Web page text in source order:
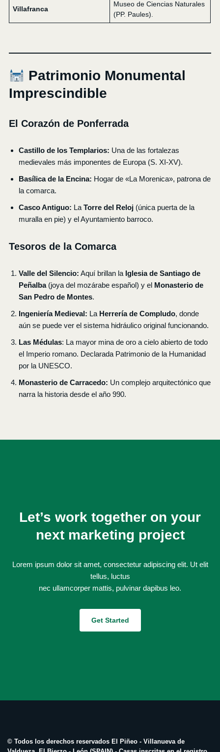
Villafranca
Museo de Ciencias Naturales
(PP. Paules).
Patrimonio Monumental
Imprescindible
El Corazón de Ponferrada
Castillo de los Templarios: Una de las fortalezas
medievales más imponentes de Europa (S. XI-XV).
Basílica de la Encina: Hogar de «La Morenica», patrona de
la comarca.
Casco Antiguo: LaTorre del Reloj (única puerta de la
muralla en pie) y el Ayuntamiento barroco.
Tesoros de la Comarca
Valle del Silencio: Aquí brillan la Iglesia de Santiago de
Peñalba(joya del mozárabe español) y el Monasterio de
San Pedro de Montes.
Ingeniería Medieval: La Herrería de Compludo, donde
aún se puede ver el sistema hidráulico original funcionando.
Las Médulas: La mayor mina de oro a cielo abierto de todo
el Imperio romano. Declarada Patrimonio de la Humanidad
por la UNESCO.
Monasterio de Carracedo: Un complejo arquitectónico que
narra la historia desde el año 990.
Let’s work together on your
next marketing project
Lorem ipsum dolor sit amet, consectetur adipiscing elit. Ut elit
tellus, luctus
nec ullamcorper mattis, pulvinar dapibus leo.
Get Started
© Todos los derechos reservados El Piñeo - Villanueva de